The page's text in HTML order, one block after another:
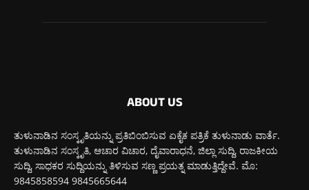
ABOUT US
ತುಳುನಾಡಿನ ಸಂಸ್ಕೃತಿಯನ್ನು ಪ್ರತಿಬಿಂಬಿಸುವ ಏಕೈಕ ಪತ್ರಿಕೆ ತುಳುನಾಡು ವಾರ್ತೆ.
ತುಳುನಾಡಿನ ಸಂಸ್ಕೃತಿ, ಆಚಾರ ವಿಚಾರ, ದೈವಾರಾಧನೆ, ಜಿಲ್ಲಾ ಸುದ್ದಿ, ರಾಜಕೀಯ
ಸುದ್ದಿ, ಸಾಧಕರ ಸುದ್ದಿಯನ್ನು ತಿಳಿಸುವ ಸಣ್ಣ ಪ್ರಯತ್ನ ಮಾಡುತ್ತಿದ್ದೇವೆ. ಮೊ:
9845858594 9845665644